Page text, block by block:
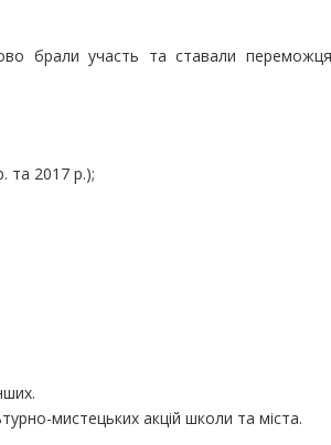
брали участь та ставали
та 2017 р.);
мистецьких акцій школи та міста.